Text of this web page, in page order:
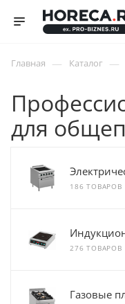
Главная — Каталог —
для
186 ТОВАРОВ
276 ТОВАРОВ
Газовые